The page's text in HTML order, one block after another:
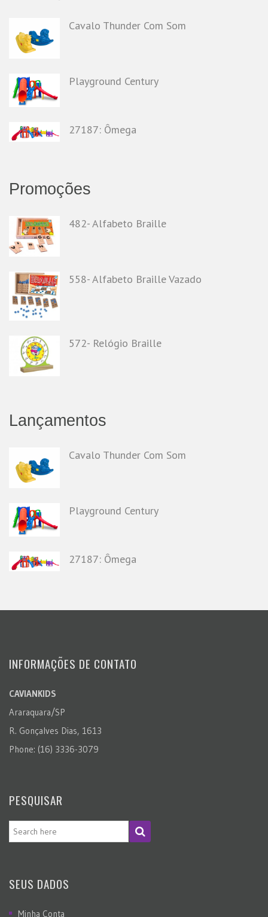
Cavalo Thunder Com Som
Playground Century
27187: Ômega
Promoções
482- Alfabeto Braille
558- Alfabeto Braille Vazado
572- Relógio Braille
Lançamentos
Cavalo Thunder Com Som
Playground Century
27187: Ômega
INFORMAÇÕES DE CONTATO
CAVIANKIDS
Araraquara/SP
R. Gonçalves Dias, 1613
Phone: (16) 3336-3079
PESQUISAR
SEUS DADOS
Minha Conta